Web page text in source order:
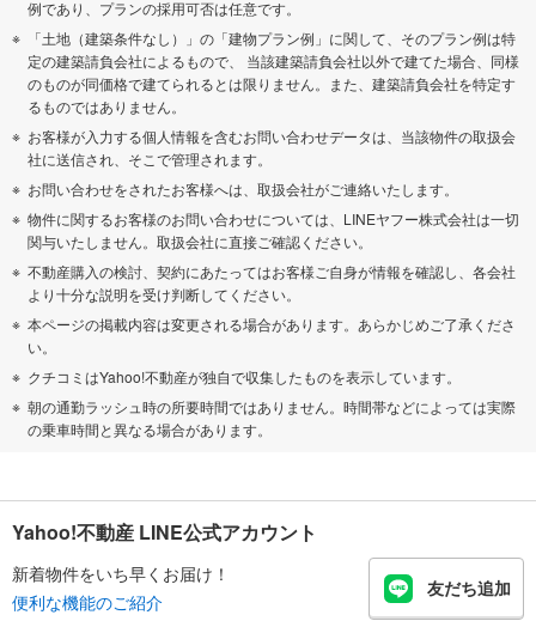
例であり、プランの採用可否は任意です。
「土地（建築条件なし）」の「建物プラン例」に関して、そのプラン例は特
定の建築請負会社によるもので、 当該建築請負会社以外で建てた場合、同様
のものが同価格で建てられるとは限りません。また、建築請負会社を特定す
るものではありません。
お客様が入力する個人情報を含むお問い合わせデータは、当該物件の取扱会
社に送信され、そこで管理されます。
お問い合わせをされたお客様へは、取扱会社がご連絡いたします。
物件に関するお客様のお問い合わせについては、LINEヤフー株式会社は一切
関与いたしません。取扱会社に直接ご確認ください。
不動産購入の検討、契約にあたってはお客様ご自身が情報を確認し、各会社
より十分な説明を受け判断してください。
本ページの掲載内容は変更される場合があります。あらかじめご了承くださ
い。
クチコミはYahoo!不動産が独自で収集したものを表示しています。
朝の通勤ラッシュ時の所要時間ではありません。時間帯などによっては実際
の乗車時間と異なる場合があります。
Yahoo!不動産 LINE公式アカウント
新着物件をいち早くお届け！
便利な機能のご紹介
友だち追加